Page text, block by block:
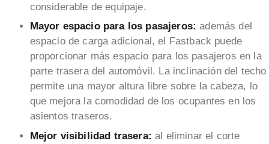
considerable de equipaje.
Mayor espacio para los pasajeros:además del
espacio de carga adicional, el Fastback puede
proporcionar más espacio para los pasajeros en la
parte trasera del automóvil. La inclinación del techo
permite una mayor altura libre sobre la cabeza, lo
que mejora la comodidad de los ocupantes en los
asientos traseros.
Mejor visibilidad trasera: al eliminar el corte